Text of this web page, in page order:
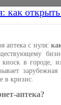
как
аптека с нуля:
в городе,
в кризис.
аптека?